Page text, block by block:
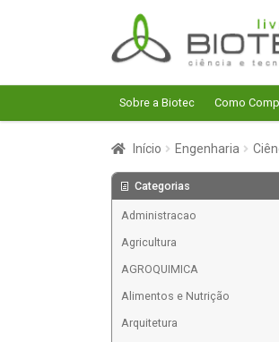
Pular
para
navegação
Pular
para
o
conteúdo
Sobre a Biotec Como
Início Engenharia
Categorias
Administracao
Agricultura
AGROQUIMICA
Alimentos e Nutrição
Arquitetura